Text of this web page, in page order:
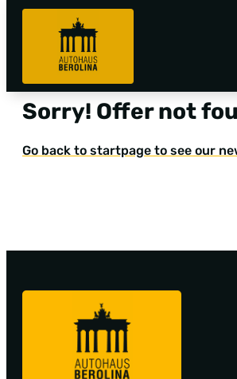
Sorry! Offer not
Go back to startpage to see our